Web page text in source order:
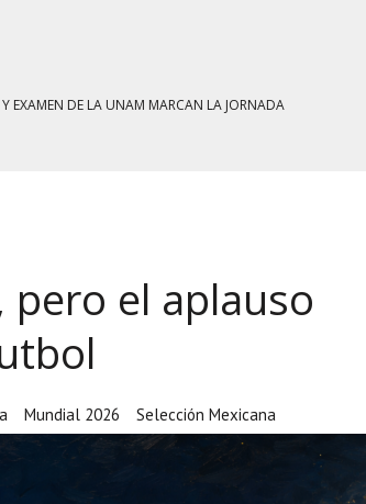
CUATRO CENTROS Y HASTA 1.1 MILLONES DE LITROS
INDUSTRIAL Y UNA LEY BAJO CERO
UNAM MARCAN LA JORNADA
pero el aplauso
Mundial 2026 Selección Mexicana